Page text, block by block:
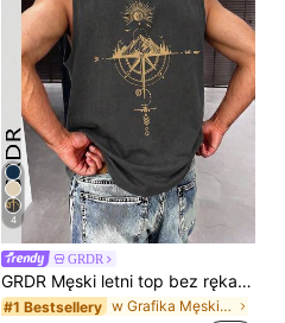
4
GRDR
GRDR Męski letni top bez rękawów z nadrukiem kompasu i szczytu górskiego
#1 Bestsellery w Grafika Męskie podkoszulki bez rękawów